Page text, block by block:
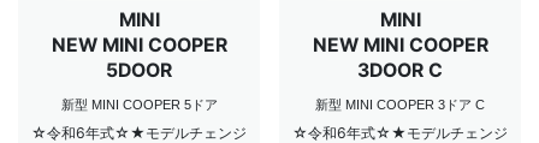
MINI
NEW MINI COOPER
5DOOR
新型 MINI COOPER 5ドア
☆令和6年式☆★モデルチェンジ
MINI
NEW MINI COOPER
3DOOR C
新型 MINI COOPER 3ドア C
☆令和6年式☆★モデルチェンジ